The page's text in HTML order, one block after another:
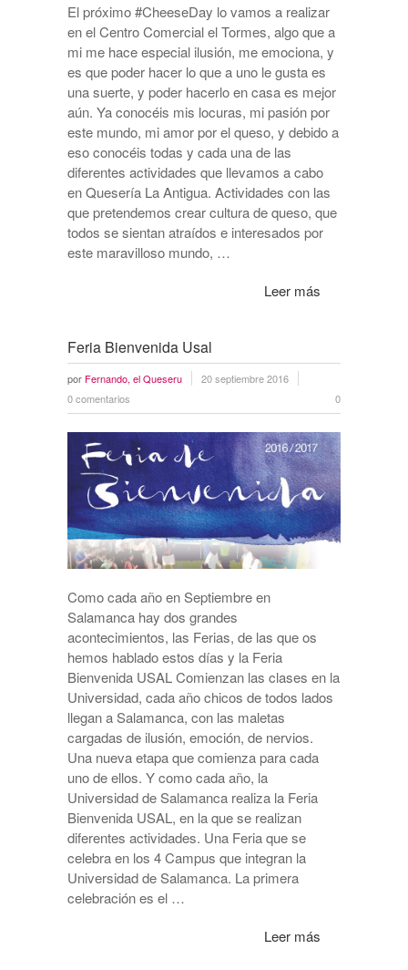
El próximo #CheeseDay lo vamos a realizar
en el Centro Comercial el Tormes, algo que a
mi me hace especial ilusión, me emociona, y
es que poder hacer lo que a uno le gusta es
una suerte, y poder hacerlo en casa es mejor
aún. Ya conocéis mis locuras, mi pasión por
este mundo, mi amor por el queso, y debido a
eso conocéis todas y cada una de las
diferentes actividades que llevamos a cabo
en Quesería La Antigua. Actividades con las
que pretendemos crear cultura de queso, que
todos se sientan atraídos e interesados por
este maravilloso mundo, …
Leer más
Feria Bienvenida Usal
por Fernando, el Queseru
20 septiembre 2016
0 comentarios
0
Como cada año en Septiembre en
Salamanca hay dos grandes
acontecimientos, las Ferias, de las que os
hemos hablado estos días y la Feria
Bienvenida USAL Comienzan las clases en la
Universidad, cada año chicos de todos lados
llegan a Salamanca, con las maletas
cargadas de ilusión, emoción, de nervios.
Una nueva etapa que comienza para cada
uno de ellos. Y como cada año, la
Universidad de Salamanca realiza la Feria
Bienvenida USAL, en la que se realizan
diferentes actividades. Una Feria que se
celebra en los 4 Campus que integran la
Universidad de Salamanca. La primera
celebración es el …
Leer más